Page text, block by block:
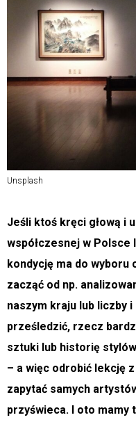
Unsplash
Jeśli ktoś kręci głową i
współczesnej w Polsce
kondycję ma do wyboru
zacząć od np.
naszym kraju lub liczby
prześledzić, rzecz
sztuki lub historię
– a więc odrobić lekcję
zapytać samych
przyświeca. I oto mamy